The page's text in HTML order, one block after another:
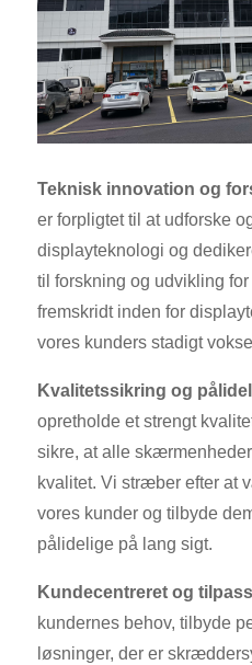
Teknisk innovation og
er forpligtet til at udforske
displayteknologi og
til forskning og udvikling
fremskridt inden for
vores kunders stadigt
Kvalitetssikring og
opretholde et strengt
sikre, at alle
kvalitet. Vi stræber efter at
vores kunder og tilbyde
pålidelige på lang sigt.
Kundecentreret og
kundernes behov, tilbyde
løsninger, der er